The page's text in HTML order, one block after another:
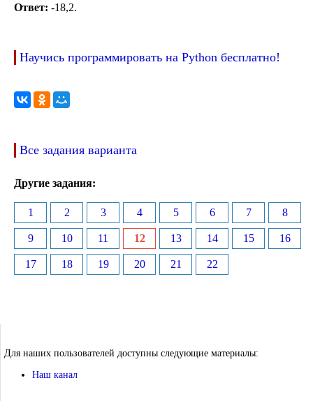
Ответ: -18,2.
Научись программировать на Python бесплатно!
Все задания варианта
Другие задания:
1 2 3 4 5 6 7 8
9 10 11 12 13 14 15 16
17 18 19 20 21 22
Для наших пользователей доступны следующие материалы:
Наш канал